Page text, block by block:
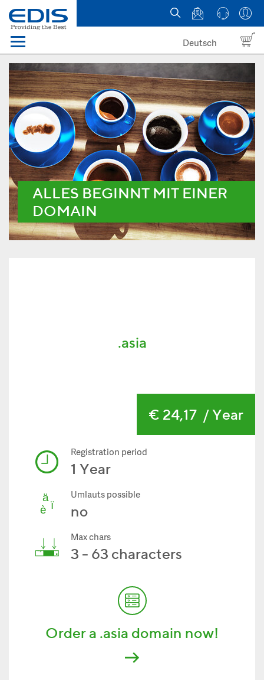
Menü
Domain names
Hosting
News
about EDIS
Deutsch
ALLES BEGINNT MIT EINER
DOMAIN
.asia
€ 24,17 / Year
Registration period
1 Year
Umlauts possible
no
Max chars
3 - 63 characters
Order a .asia domain now!